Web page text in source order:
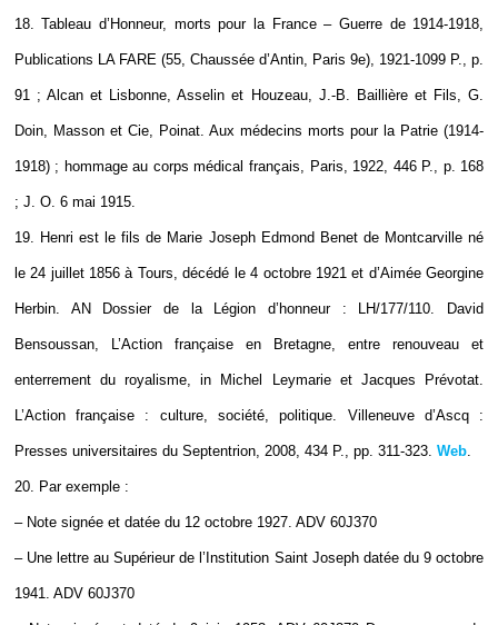
18. Tableau d’Honneur, morts pour la France – Guerre de 1914-1918,
Publications LA FARE (55, Chaussée d’Antin, Paris 9e), 1921-1099 P., p.
91 ; Alcan et Lisbonne, Asselin et Houzeau, J.-B. Baillière et Fils, G.
Doin, Masson et Cie, Poinat. Aux médecins morts pour la Patrie (1914-
1918) ; hommage au corps médical français, Paris, 1922, 446 P., p. 168
; J. O. 6 mai 1915.
19. Henri est le fils de Marie Joseph Edmond Benet de Montcarville né
le 24 juillet 1856 à Tours, décédé le 4 octobre 1921 et d’Aimée Georgine
Herbin. AN Dossier de la Légion d’honneur : LH/177/110. David
Bensoussan, L’Action française en Bretagne, entre renouveau et
enterrement du royalisme, in Michel Leymarie et Jacques Prévotat.
L’Action française : culture, société, politique. Villeneuve d’Ascq :
Presses universitaires du Septentrion, 2008, 434 P., pp. 311-323. Web.
20. Par exemple :
– Note signée et datée du 12 octobre 1927. ADV 60J370
– Une lettre au Supérieur de l’Institution Saint Joseph datée du 9 octobre
1941. ADV 60J370